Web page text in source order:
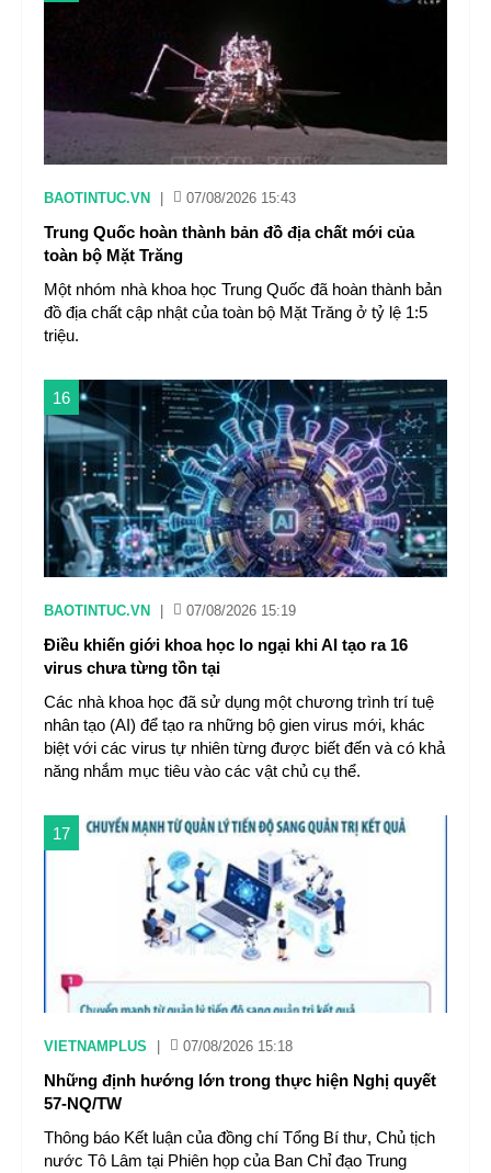
BAOTINTUC.VN 07/08/2026 15:43
Trung Quốc hoàn thành bản đồ địa chất mới của
toàn bộ Mặt Trăng
Một nhóm nhà khoa học Trung Quốc đã hoàn thành bản
đồ địa chất cập nhật của toàn bộ Mặt Trăng ở tỷ lệ 1:5
triệu.
16
BAOTINTUC.VN 07/08/2026 15:19
Điều khiến giới khoa học lo ngại khi AI tạo ra 16
virus chưa từng tồn tại
Các nhà khoa học đã sử dụng một chương trình trí tuệ
nhân tạo (AI) để tạo ra những bộ gien virus mới, khác
biệt với các virus tự nhiên từng được biết đến và có khả
năng nhắm mục tiêu vào các vật chủ cụ thể.
17
VIETNAMPLUS 07/08/2026 15:18
Những định hướng lớn trong thực hiện Nghị quyết
57-NQ/TW
Thông báo Kết luận của đồng chí Tổng Bí thư, Chủ tịch
nước Tô Lâm tại Phiên họp của Ban Chỉ đạo Trung